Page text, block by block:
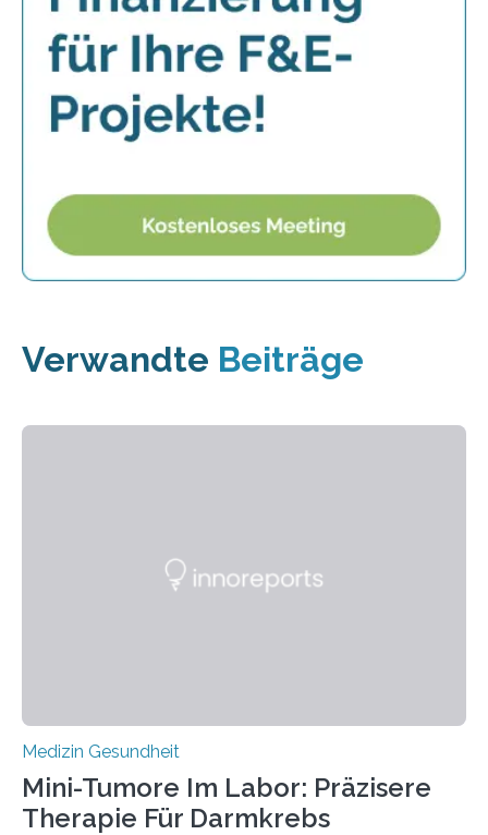
Verwandte Beiträge
Medizin Gesundheit
Mini-Tumore Im Labor: Präzisere
Therapie Für Darmkrebs